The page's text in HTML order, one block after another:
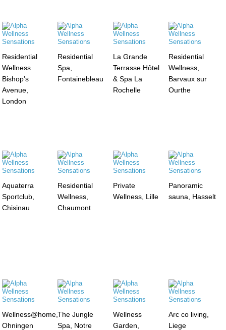
Residential
Wellness
Bishop’s
Avenue,
London
Residential
Spa,
Fontainebleau
La Grande
Terrasse Hôtel
& Spa La
Rochelle
Residential
Wellness,
Barvaux sur
Ourthe
Aquaterra
Sportclub,
Chisinau
Residential
Wellness,
Chaumont
Private
Wellness, Lille
Panoramic
sauna, Hasselt
Wellness@home,
Ohningen
The Jungle
Spa, Notre
Wellness
Garden,
Arc co living,
Liege